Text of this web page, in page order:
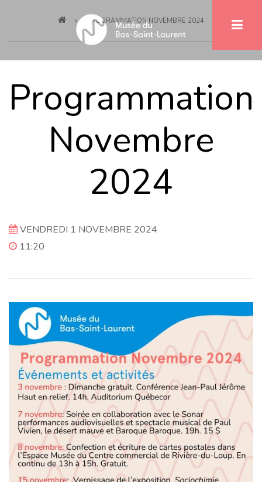
contenu
principal
PROGRAMMATION NOVEMBRE 2024
Programmation
Novembre
2024
VENDREDI 1 NOVEMBRE 2024
11:20